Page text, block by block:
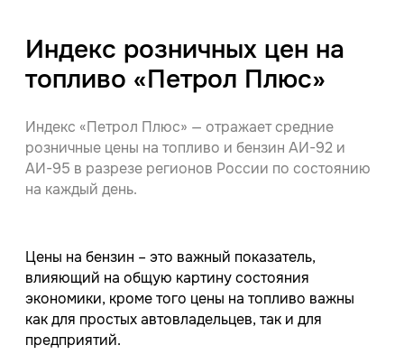
Индекс розничных цен на
топливо «Петрол Плюс»
Индекс «Петрол Плюс» — отражает средние
розничные цены на топливо и бензин АИ-92 и
АИ-95 в разрезе регионов России по состоянию
на каждый день.
Цены на бензин – это важный показатель,
влияющий на общую картину состояния
экономики, кроме того цены на топливо важны
как для простых автовладельцев, так и для
предприятий.